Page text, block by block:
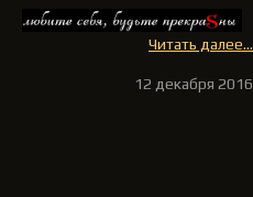
Читать далее...
12 декабря 2016